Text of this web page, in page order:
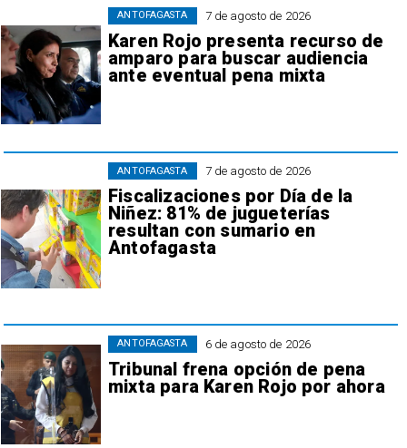
7 de agosto de 2026
Karen Rojo presenta recurso de
amparo para buscar audiencia
ante eventual pena mixta
ANTOFAGASTA
7 de agosto de 2026
Fiscalizaciones por Día de la
Niñez: 81% de jugueterías
resultan con sumario en
Antofagasta
ANTOFAGASTA
6 de agosto de 2026
Tribunal frena opción de pena
mixta para Karen Rojo por ahora
ANTOFAGASTA